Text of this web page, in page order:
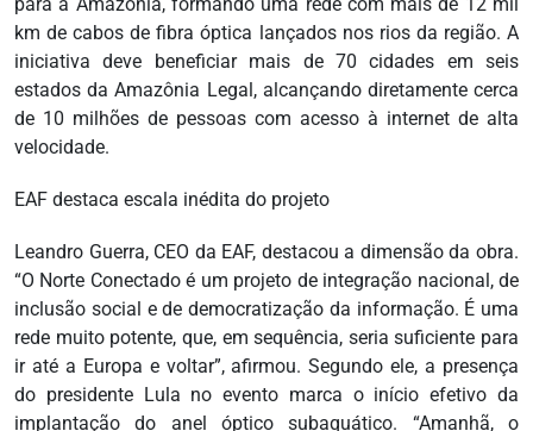
para a Amazônia, formando uma rede com mais de 12 mil
km de cabos de fibra óptica lançados nos rios da região. A
iniciativa deve beneficiar mais de 70 cidades em seis
estados da Amazônia Legal, alcançando diretamente cerca
de 10 milhões de pessoas com acesso à internet de alta
velocidade.
EAF destaca escala inédita do projeto
Leandro Guerra, CEO da EAF, destacou a dimensão da obra.
“O Norte Conectado é um projeto de integração nacional, de
inclusão social e de democratização da informação. É uma
rede muito potente, que, em sequência, seria suficiente para
ir até a Europa e voltar”, afirmou. Segundo ele, a presença
do presidente Lula no evento marca o início efetivo da
implantação do anel óptico subaquático. “Amanhã, o